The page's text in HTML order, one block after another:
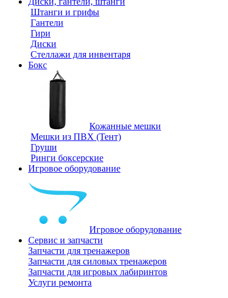
Штанги и грифы
Гантели
Гири
Диски
Стеллажи для инвентаря
Бокс
Кожанные мешки
Мешки из ПВХ (Тент)
Груши
Ринги боксерские
Игровое оборудование
Игровое оборудование
Сервис и запчасти
Запчасти для тренажеров
Запчасти для силовых тренажеров
Запчасти для игровых лабиринтов
Услуги ремонта